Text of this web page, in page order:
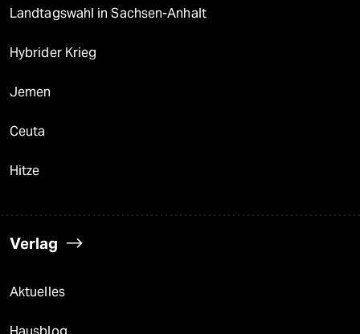
Landtagswahl in Sachsen-Anhalt
Hybrider Krieg
Jemen
Ceuta
Hitze
Verlag
Aktuelles